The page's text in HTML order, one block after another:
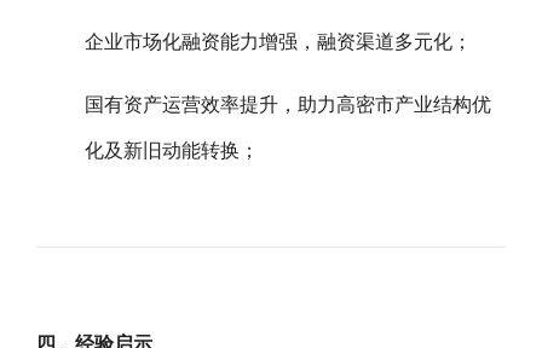
企业市场化融资能力增强，融资渠道多元化；
国有资产运营效率提升，助力高密市产业结构优
化及新旧动能转换；